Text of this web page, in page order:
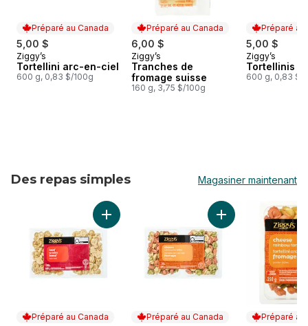
Préparé au Canada
5,00 $
Préparé au Canada
Ziggy’s
Tortellini arc-en-ciel
600 g, 0,83 $/100g
Préparé au Canada
6,00 $
Préparé au Canada
Ziggy’s
Tranches de
fromage suisse
160 g, 3,75 $/100g
Préparé au
5,00 $
Préparé au
Ziggy’s
Tortellinis
600 g, 0,83 $/
Des repas simples Magasiner maintenant
sauter Des repas simples
Préparé au Canada
Ajouter Tortellinis au bœuf au panier
Préparé au Canada
Ajouter Tortellini
Préparé au